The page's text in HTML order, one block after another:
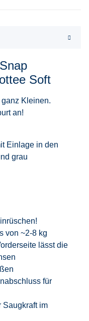
Soft
Kleinen.
an!
Einlage in den
grau
von ~2-8 kg
lässt die
für
Saugkraft im